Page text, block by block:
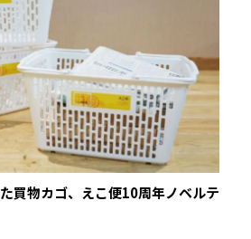
買物カゴ、えこ便10周年ノベルテ